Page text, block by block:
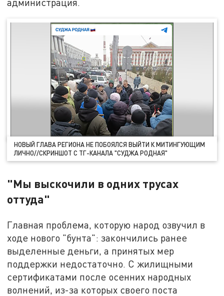
НОВЫЙ ГЛАВА РЕГИОНА НЕ ПОБОЯЛСЯ ВЫЙТИ К МИТИНГУЮЩИМ
ЛИЧНО//СКРИНШОТ С ТГ-КАНАЛА "СУДЖА РОДНАЯ"
"Мы выскочили в одних трусах
оттуда"
Главная проблема, которую народ озвучил в
ходе нового "бунта": закончились ранее
выделенные деньги, а принятых мер
поддержки недостаточно. С жилищными
сертификатами после осенних народных
волнений, из-за которых своего поста